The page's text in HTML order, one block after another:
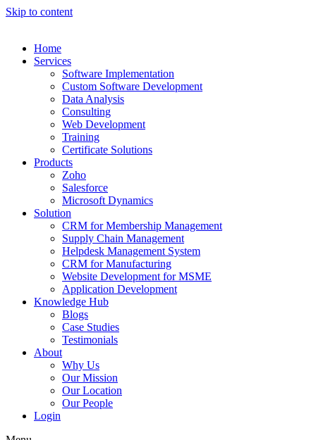
Skip to content
Home
Services
Software Implementation
Custom Software Development
Data Analysis
Consulting
Web Development
Training
Certificate Solutions
Products
Zoho
Salesforce
Microsoft Dynamics
Solution
CRM for Membership Management
Supply Chain Management
Helpdesk Management System
CRM for Manufacturing
Website Development for MSME
Application Development
Knowledge Hub
Blogs
Case Studies
Testimonials
About
Why Us
Our Mission
Our Location
Our People
Login